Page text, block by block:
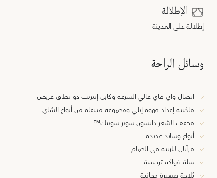
الإطلالة
إطلالة على المدينة
وسائل الراحة
اتصال واي فاي عالي السرعة وكابل إنترنت ذو نطاق عريض
ماكينة إعداد قهوة إيلي ومجموعة منتقاة من أنواع الشاي
مجفف الشعر دايسون سوبر سونيك™
أنواع وسائد عديدة
مرآتان للزينة في الحمام
سلة فواكه ترحيبية
ثلاجة صغيرة مجانية